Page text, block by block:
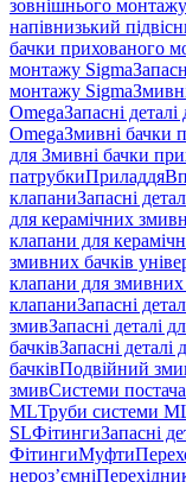
зовнішнього монтажу
напівнизький
бачки прихованого
монтажу Sigma
монтажу Sigma
OmegaЗапасні
OmegaЗмивні бачки
для Змивні бачки
патрубкиПриладдя
клапаниЗапасні
для керамічних
клапани для
змивних бачків
клапани для змивних
клапаниЗапасні
змивЗапасні деталі
бачкiвЗапасні
бачкiвПодвійний
змивСистеми
MLТруби системи
SLФітингиЗапасні
ФітингиМуфти
нероз’ємні